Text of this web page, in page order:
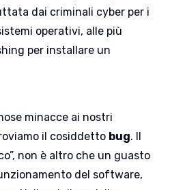
dai criminali cyber per i
operativi, alle più
per installare un
minacce ai nostri
il cosiddetto bug. Il
non è altro che un guasto
del software,